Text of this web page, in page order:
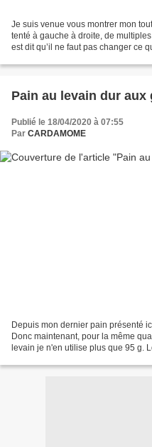
Je suis venue vous montrer mon
tenté à gauche à droite, de
est dit qu’il ne faut pas changer ce
Pain au levain dur
Publié le 18/04/2020 à 07:55
Par CARDAMOME
Depuis mon dernier pain présenté
Donc maintenant, pour la même
levain je n'en utilise plus que 95 g.